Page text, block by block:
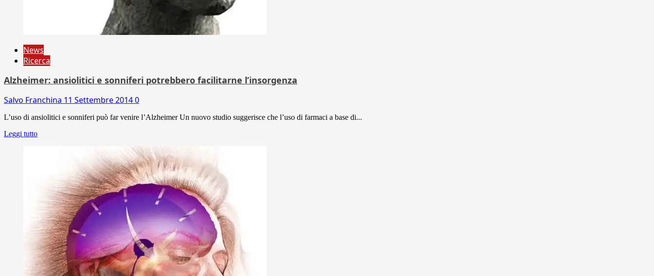
News
Ricerca
Alzheimer: ansiolitici e sonniferi potrebbero facilitarne l’insorgenza
Salvo Franchina 11 Settembre 20140
L’uso di ansiolitici e sonniferi può far venire l’Alzheimer Un nuovo studio suggerisce che l’uso di farmaci a base di...
Leggi tutto